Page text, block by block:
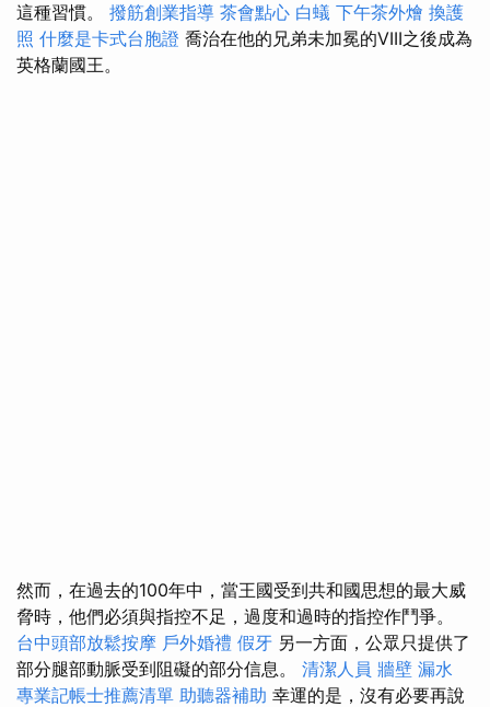
這種習慣。 撥筋創業指導 茶會點心 白蟻 下午茶外燴 換護
照 什麼是卡式台胞證 喬治在他的兄弟未加冕的VIII之後成為
英格蘭國王。
然而，在過去的100年中，當王國受到共和國思想的最大威
脅時，他們必須與指控不足，過度和過時的指控作鬥爭。
台中頭部放鬆按摩 戶外婚禮 假牙 另一方面，公眾只提供了
部分腿部動脈受到阻礙的部分信息。 清潔人員 牆壁 漏水
專業記帳士推薦清單 助聽器補助 幸運的是，沒有必要再說